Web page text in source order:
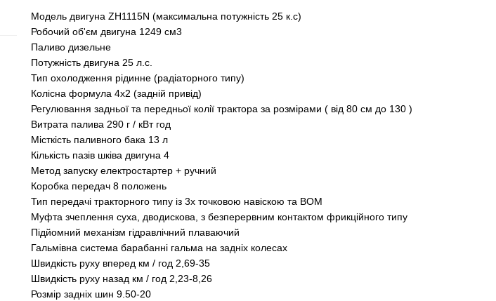
Модель двигуна ZH1115N (максимальна потужність 25 к.с)
Робочий об'єм двигуна 1249 см3
Паливо дизельне
Потужність двигуна 25 л.с.
Тип охолодження рідинне (радіаторного типу)
Колісна формула 4х2 (задній привід)
Регулювання задньої та передньої колії трактора за розмірами ( від 80 см до 130 )
Витрата палива 290 г / кВт год
Місткість паливного бака 13 л
Кількість пазів шківа двигуна 4
Метод запуску електростартер + ручний
Коробка передач 8 положень
Тип передачі тракторного типу із 3х точковою навіскою та ВОМ
Муфта зчеплення суха, дводискова, з безперервним контактом фрикційного типу
Підйомний механізм гідравлічний плаваючий
Гальмівна система барабанні гальма на задніх колесах
Швидкість руху вперед км / год 2,69-35
Швидкість руху назад км / год 2,23-8,26
Розмір задніх шин 9.50-20